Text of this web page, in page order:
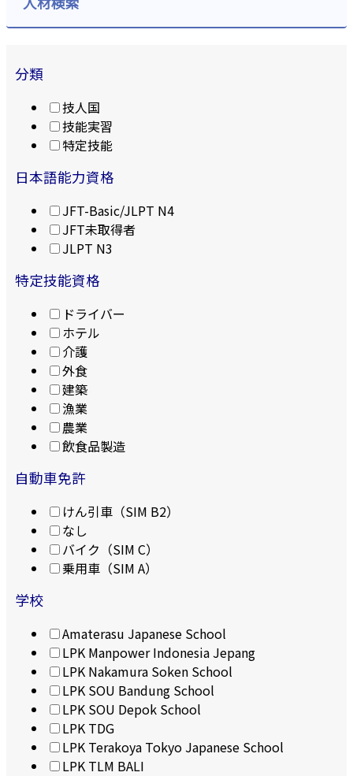
分類
技人国
技能実習
特定技能
日本語能力資格
JFT-Basic/JLPT N4
JFT未取得者
JLPT N3
特定技能資格
ドライバー
ホテル
介護
外食
建築
漁業
農業
飲食品製造
自動車免許
けん引車（SIM B2）
なし
バイク（SIM C）
乗用車（SIM A）
学校
Amaterasu Japanese School
LPK Manpower Indonesia Jepang
LPK Nakamura Soken School
LPK SOU Bandung School
LPK SOU Depok School
LPK TDG
LPK Terakoya Tokyo Japanese School
LPK TLM BALI